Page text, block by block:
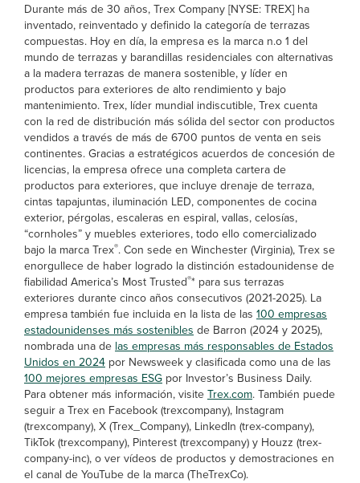
Durante más de 30 años, Trex Company [NYSE: TREX] ha
inventado, reinventado y definido la categoría de terrazas
compuestas. Hoy en día, la empresa es la marca n.o 1 del
mundo de terrazas y barandillas residenciales con alternativas
a la madera terrazas de manera sostenible, y líder en
productos para exteriores de alto rendimiento y bajo
mantenimiento. Trex, líder mundial indiscutible, Trex cuenta
con la red de distribución más sólida del sector con productos
vendidos a través de más de 6700 puntos de venta en seis
continentes. Gracias a estratégicos acuerdos de concesión de
licencias, la empresa ofrece una completa cartera de
productos para exteriores, que incluye drenaje de terraza,
cintas tapajuntas, iluminación LED, componentes de cocina
exterior, pérgolas, escaleras en espiral, vallas, celosías,
“cornholes” y muebles exteriores, todo ello comercializado
bajo la marca Trex®. Con sede en Winchester (Virginia), Trex se
enorgullece de haber logrado la distinción estadounidense de
fiabilidad America’s Most Trusted®* para sus terrazas
exteriores durante cinco años consecutivos (2021-2025). La
empresa también fue incluida en la lista de las 100 empresas
estadounidenses más sostenibles de Barron (2024 y 2025),
nombrada una de las empresas más responsables de Estados
Unidos en 2024 por Newsweek y clasificada como una de las
100 mejores empresas ESG por Investor’s Business Daily.
Para obtener más información, visite Trex.com. También puede
seguir a Trex en Facebook (trexcompany), Instagram
(trexcompany), X (Trex_Company), LinkedIn (trex-company),
TikTok (trexcompany), Pinterest (trexcompany) y Houzz (trex-
company-inc), o ver vídeos de productos y demostraciones en
el canal de YouTube de la marca (TheTrexCo).